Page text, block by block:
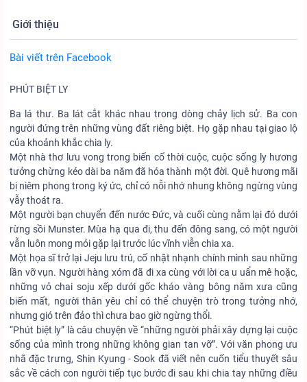
Giới thiệu
Bài viết trên Facebook
PHÚT BIỆT LY
Ba lá thư. Ba lát cắt khác nhau trong dòng chảy lịch sử. Ba con
người đứng trên những vùng đất riêng biệt. Họ gặp nhau tại giao lộ
của khoảnh khắc chia ly.
Một nhà thơ lưu vong trong biến cố thời cuộc, cuộc sống ly hương
tưởng chừng kéo dài ba năm đã hóa thành một đời. Quê hương mãi
bị niêm phong trong ký ức, chỉ có nỗi nhớ nhung không ngừng vùng
vẫy thoát ra.
Một người bạn chuyển đến nước Đức, và cuối cùng nằm lại đó dưới
rừng sồi Munster. Mùa hạ qua đi, thu đến đông sang, có một người
vẫn luôn mong mỏi gặp lại trước lúc vĩnh viễn chia xa.
Một họa sĩ trở lại Jeju lưu trú, cố nhặt nhạnh chính mình sau những
lần vỡ vụn. Người hàng xóm đã đi xa cùng với lời ca u uẩn mê hoặc,
những vỏ chai soju xếp dưới gốc kháo vàng bông năm xưa cũng
biến mất, người thân yêu chỉ có thể chuyện trò trong tưởng nhớ,
nhưng gió trên đảo thì chưa bao giờ ngừng thổi.
“Phút biệt ly” là câu chuyện về “những người phải xây dựng lại cuộc
sống của mình trong những không gian tan vỡ”. Với văn phong ưu
nhã đặc trưng, Shin Kyung - Sook đã viết nên cuốn tiểu thuyết sâu
sắc về cách con người tiếp tục bước đi sau khi chia tay những điều